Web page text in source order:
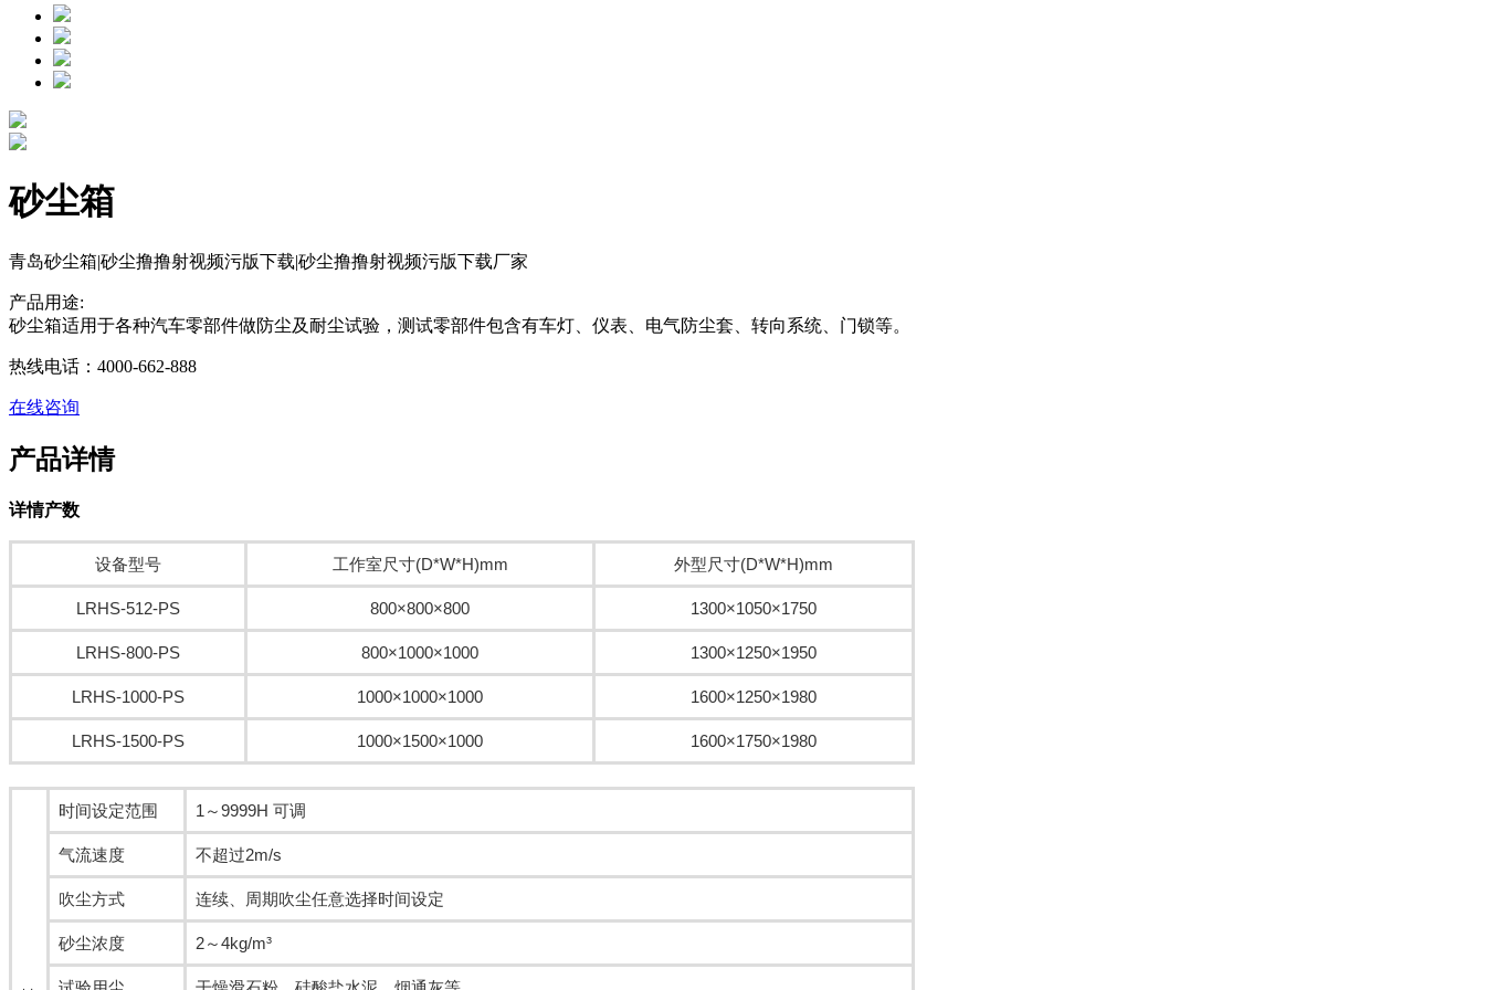
砂尘箱
青岛砂尘箱|砂尘撸撸射视频污版下载|砂尘撸撸射视频污版下载厂家
产品用途:
砂尘箱适用于各种汽车零部件做防尘及耐尘试验，测试零部件包含有车灯、仪表、电气防尘套、转向系统、门锁等。
热线电话：4000-662-888
在线咨询
产品详情
详情产数
设备型号 工作室尺寸(D*W*H)mm 外型尺寸(D*W*H)mm
LRHS-512-PS 800×800×800 1300×1050×1750
LRHS-800-PS 800×1000×1000 1300×1250×1950
LRHS-1000-PS 1000×1000×1000 1600×1250×1980
LRHS-1500-PS 1000×1500×1000 1600×1750×1980
时间设定范围 1～9999H 可调
气流速度 不超过2m/s
吹尘方式 连续、周期吹尘任意选择时间设定
砂尘浓度 2～4kg/m³